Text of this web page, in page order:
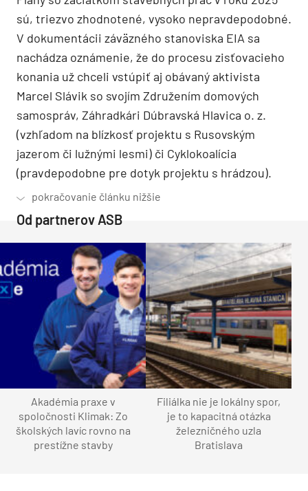
sú, triezvo zhodnotené, vysoko nepravdepodobné.
V dokumentácii záväzného stanoviska EIA sa
nachádza oznámenie, že do procesu zisťovacieho
konania už chceli vstúpiť aj obávaný aktivista
Marcel Slávik so svojím Združením domových
samospráv, Záhradkári Dúbravská Hlavica o. z.
(vzhľadom na blízkosť projektu s Rusovským
jazerom či lužnými lesmi) či Cyklokoalícia
(pravdepodobne pre dotyk projektu s hrádzou).
Od partnerov ASB
Akadémia praxe v
spoločnosti Klimak: Zo
školských lavíc rovno na
prestížne stavby
Filiálka nie je lokálny spor,
je to kapacitná otázka
železničného uzla
Bratislava